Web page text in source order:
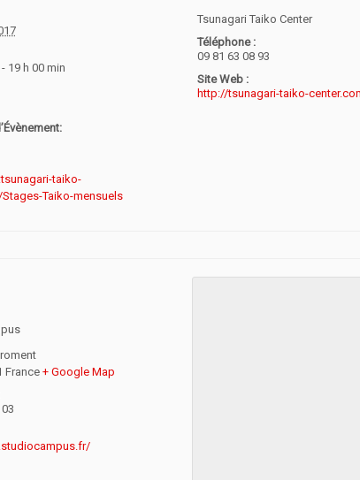
19 h 00 min
taiko-
Taiko-mensuels
Tsunagari Taiko Center
Téléphone :
09 81 63 08 93
Site Web :
http://tsunagari-taiko-
France + Google Map